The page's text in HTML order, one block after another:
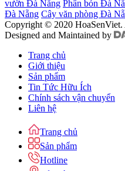
vườn Đà Nẵng Phân bón Đà
Đà Nẵng Cây văn phòng Đà
Copyright © 2020 HoaSenViet.
Designed and Maintained by
Trang chủ
Giới thiệu
Sản phẩm
Tin Tức Hữu Ích
Chính sách vận chuyển
Liên hệ
Trang chủ
Sản phẩm
Hotline